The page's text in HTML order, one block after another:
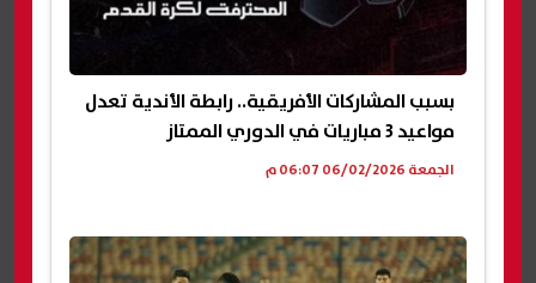
بسبب المشاركات الأفريقية.. رابطة الأندية تعدل
مواعيد 3 مباريات في الدوري الممتاز
الجمعة 06/02/2026 06:07 م